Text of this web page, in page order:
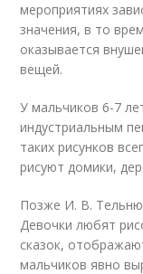
ме­роприятиях
значения, в то
оказывается
вещей.
У мальчиков 6-7
индустриальным
таких рисунков
рисуют домики,
Позже И. В.
Девочки любят
сказок,
маль­чиков явно